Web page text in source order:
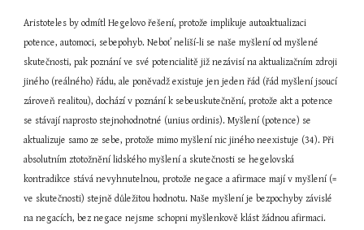
Aristoteles by odmítl Hegelovo řešení, protože implikuje autoaktualizaci
potence, automoci, sebepohyb. Neboť neliší-li se naše myšlení od myšlené
skutečnosti, pak poznání ve své potencialitě již nezávisí na aktualizačním zdroji
jiného (reálného) řádu, ale poněvadž existuje jen jeden řád (řád myšlení jsoucí
zároveň realitou), dochází v poznání k sebeuskutečnění, protože akt a potence
se stávají naprosto stejnohodnotné (unius ordinis). Myšlení (potence) se
aktualizuje samo ze sebe, protože mimo myšlení nic jiného neexistuje (34). Při
absolutním ztotožnění lidského myšlení a skutečnosti se hegelovská
kontradikce stává nevyhnutelnou, protože negace a afirmace mají v myšlení (=
ve skutečnosti) stejně důležitou hodnotu. Naše myšlení je bezpochyby závislé
na negacích, bez negace nejsme schopni myšlenkově klást žádnou afirmaci.